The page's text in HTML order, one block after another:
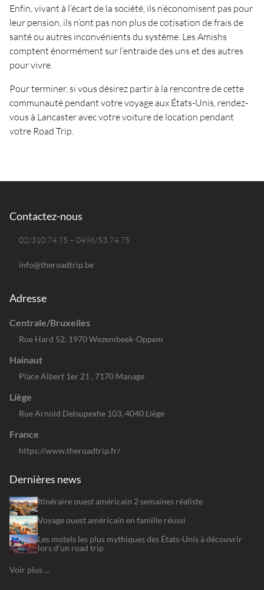
Enfin, vivant à l’écart de la société, ils n’économisent pas pour
leur pension, ils n’ont pas non plus de cotisation de frais de
santé ou autres inconvénients du système. Les Amishs
comptent énormément sur l’entraide des uns et des autres
pour vivre.
Pour terminer, si vous désirez partir à la rencontre de cette
communauté pendant votre voyage aux États-Unis, rendez-
vous à Lancaster avec votre voiture de location pendant
votre Road Trip.
Contactez-nous
02/310.74.75 – 0496/53.74.75
info@theroadtrip.be
Adresse
Centrale/Bruxelles
Rue Hard 52, 1970 Wezembeek-Oppem
Hainaut
Place Albert 1er 21 , 7170 Manage
Liège
Rue Arnold Delsupexhe 103, 4040 Liège
France
https://www.theroadtrip.fr/
Dernières news
Itinéraire ouest américain 2 semaines réaliste
Voyage ouest américain en famille réussi
Les motels les plus mythiques des États-Unis à découvrir
lors d'un road trip
Voir plus ...